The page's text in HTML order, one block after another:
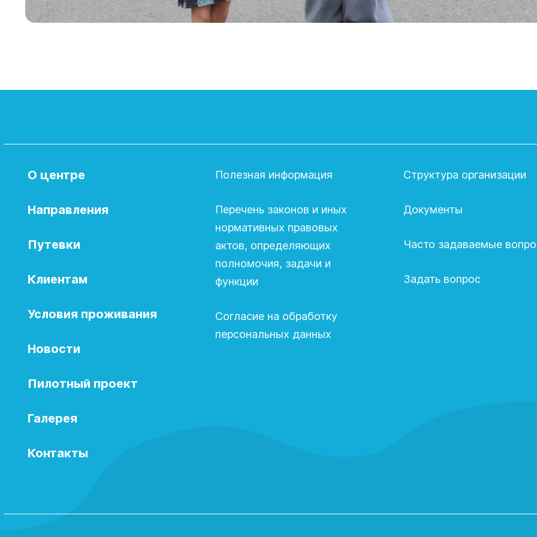
О центре
Направления
Путевки
Клиентам
Условия проживания
Новости
Пилотный проект
Галерея
Контакты
Полезная информация
Перечень законов и иных
нормативных правовых
актов, определяющих
полномочия, задачи и
функции
Согласие на обработку
персональных данных
Структура организации
Документы
Часто задаваемые
Задать вопрос